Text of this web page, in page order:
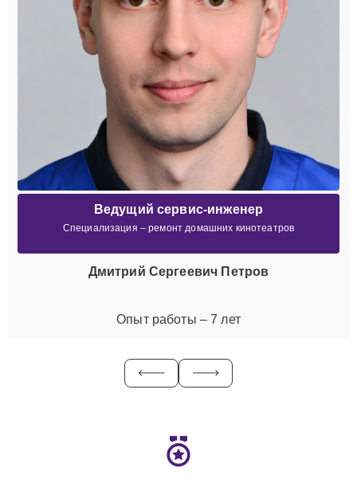
Ведущий сервис-инженер
Специализация – ремонт домашних кинотеатров
Дмитрий Сергеевич Петров
Опыт работы – 7 лет